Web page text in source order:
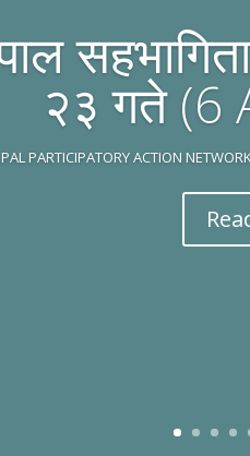
२३ गते (6
PARTICIPATORY ACTION